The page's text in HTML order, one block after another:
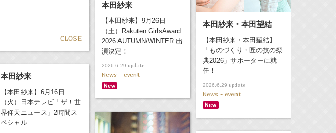
本田紗来
【本田紗来】9月26日
（土）Rakuten GirlsAward
2026 AUTUMN/WINTER 出
演決定！
2026.6.29 update
News - event
本田紗来・本田望結
【本田紗来・本田望結】
「ものづくり・匠の技の祭
典2026」サポーターに就
任！
2026.6.29 update
News - event
本田紗来
【本田紗来】6月16日
（火）日本テレビ「ザ！世
界仰天ニュース」2時間ス
ペシャル